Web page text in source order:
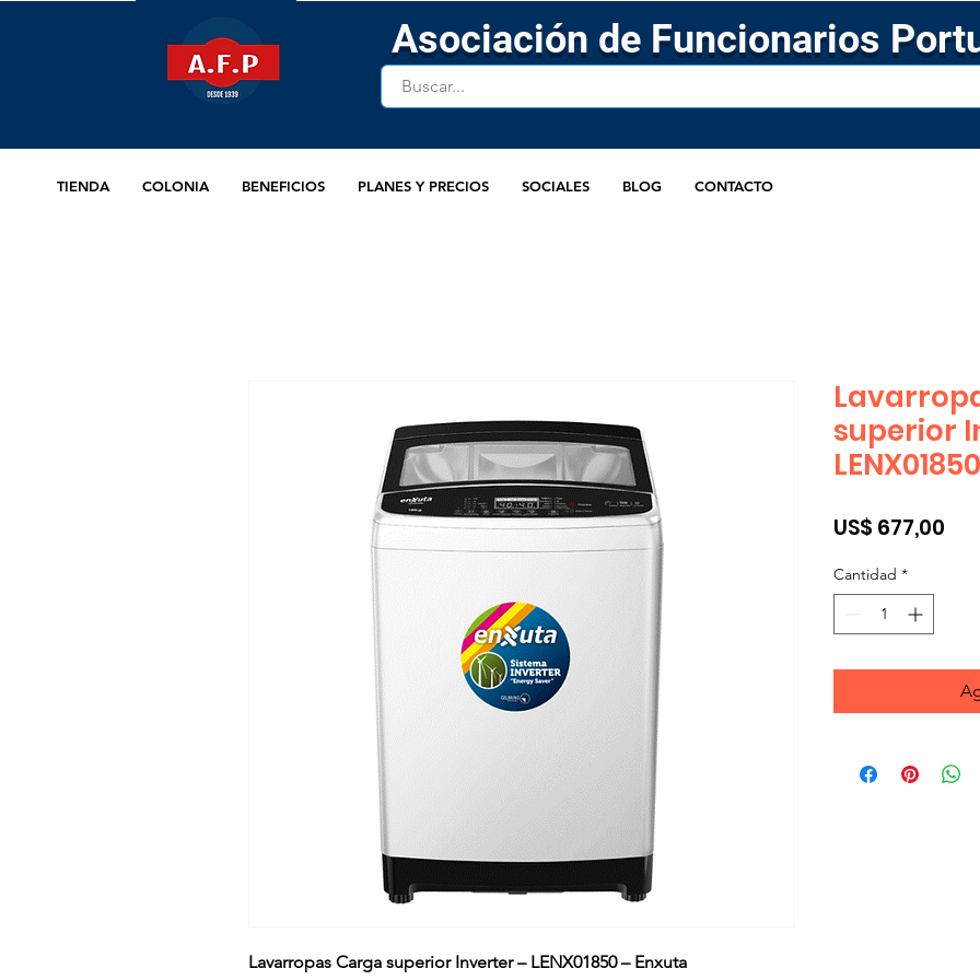
Asociación de Funcionarios
TIENDA COLONIA BENEFICIOS PLANES Y PRECIOS SOCIALES BLOG CONTACTO
Lavarropas Carga superior Inverter – LENX01850 – Enxuta
superior
US$ 677,00
Cantidad *